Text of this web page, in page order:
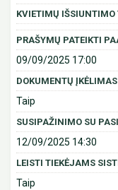
KVIETIMŲ IŠSIUNTIMO
PRAŠYMŲ PATEIKTI
09/09/2025 17:00
DOKUMENTŲ
Taip
SUSIPAŽINIMO SU
12/09/2025 14:30
LEISTI TIEKĖJAMS
Taip